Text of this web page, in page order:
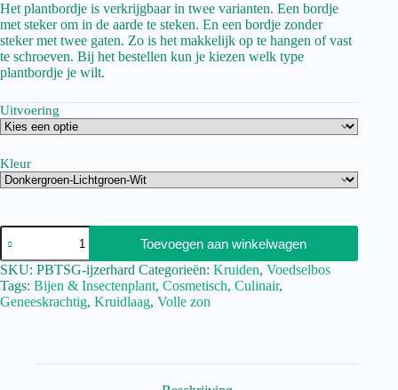
Het plantbordje is verkrijgbaar in twee varianten. Een bordje
met steker om in de aarde te steken. En een bordje zonder
steker met twee gaten. Zo is het makkelijk op te hangen of vast
te schroeven. Bij het bestellen kun je kiezen welk type
plantbordje je wilt.
Uitvoering
Kleur
Toevoegen aan winkelwagen
SKU: PBTSG-ijzerhard Categorieën: Kruiden, Voedselbos
Tags: Bijen & Insectenplant, Cosmetisch, Culinair,
Geneeskrachtig, Kruidlaag, Volle zon